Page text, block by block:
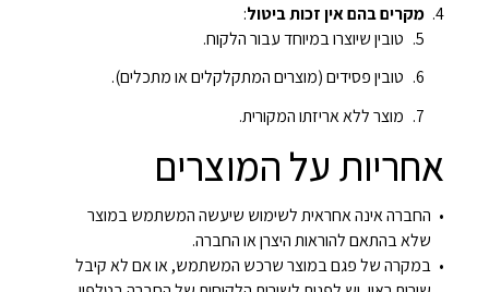
מקרים בהם אין זכות ביטול:
טובין שיוצרו במיוחד עבור הלקוח.
טובין פסידים (מוצרים המתקלקלים או מתכלים).
מוצר ללא אריזתו המקורית.
אחריות על המוצרים
החברה אינה אחראית לשימוש שיעשה המשתמש במוצר
שלא בהתאם להוראות היצרן או החברה.
במקרה של פגם במוצר שרכש המשתמש, או אם לא קיבל